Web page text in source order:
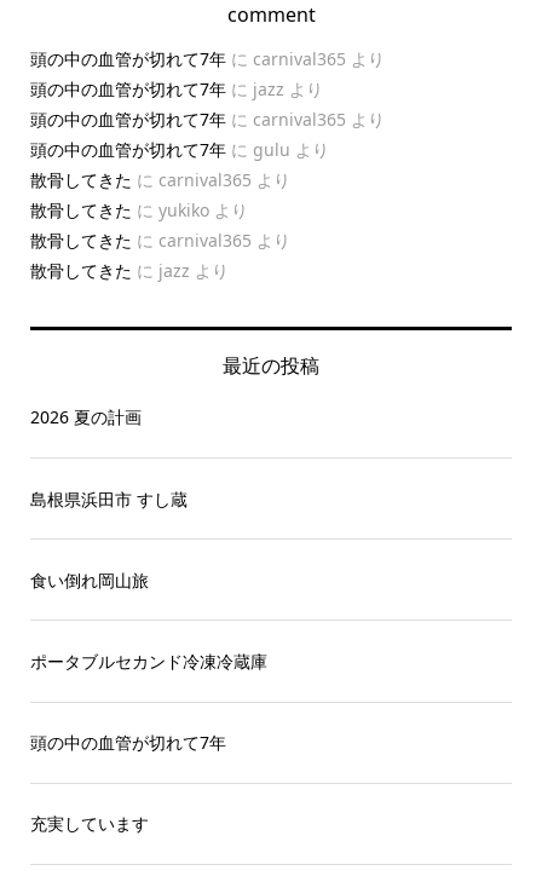
comment
頭の中の血管が切れて7年に carnival365 より
頭の中の血管が切れて7年に jazz より
頭の中の血管が切れて7年に carnival365 より
頭の中の血管が切れて7年に gulu より
散骨してきた に carnival365 より
散骨してきた に yukikoより
散骨してきた に carnival365 より
散骨してきた に jazz より
最近の投稿
2026 夏の計画
島根県浜田市 すし蔵
食い倒れ岡山旅
ポータブルセカンド冷凍冷蔵庫
頭の中の血管が切れて7年
充実しています